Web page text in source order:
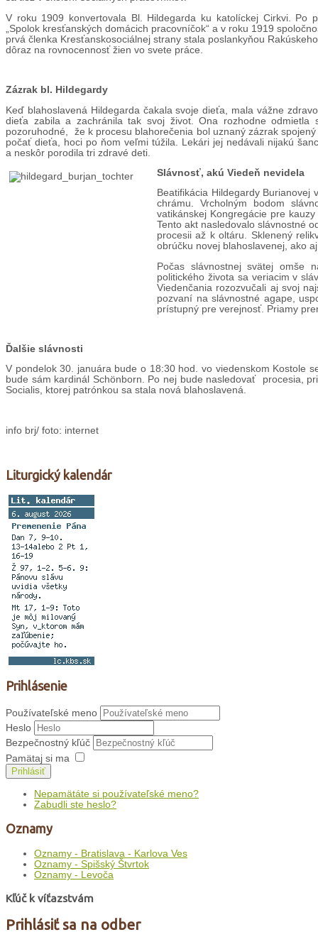
V roku 1909 konvertovala Bl. Hildegarda ku katolíckej Cirkvi. Po
„Spolok kresťanských domácich pracovníčok“ a v roku 1919
prvá členka Kresťanskosociálnej strany stala poslankyňou
dôraz na rovnocennosť žien vo svete práce.
Zázrak bl. Hildegardy
Keď blahoslavená Hildegarda čakala svoje dieťa, mala vážne
dieťa zabila a zachránila tak svoj život. Ona rozhodne odmietla
pozoruhodné, že k procesu blahorečenia bol uznaný zázrak
počať dieťa, hoci po ňom veľmi túžila. Lekári jej nedávali nijakú
a neskôr porodila tri zdravé deti.
Slávnosť, akú Viedeň nevidela
Beatifikácia Hildegardy
chrámu. Vrcholným bodom
vatikánskej Kongregácie pre
Tento akt nasledovalo slávnostné
procesii až k oltáru. Sklenený
obrúčku novej blahoslavenej, ako
Počas slávnostnej svätej omše
politického života sa veriacim v
Viedenčania rozozvučali aj svoj
pozvaní na slávnostné agape,
prístupný pre verejnosť. Priamy
Ďalšie slávnosti
V pondelok 30. januára bude o 18:30 hod. vo viedenskom Kostole
bude sám kardinál Schönborn. Po nej bude nasledovať procesia,
Socialis, ktorej patrónkou sa stala nová blahoslavená.
info brj/ foto: internet
Liturgický kalendár
Prihlásenie
Používateľské meno
Heslo
Bezpečnostný kľúč
Pamätaj si ma
Prihlásiť
Nepamätáte si používateľské meno?
Zabudli ste heslo?
Oznamy
Oznamy - Bratislava - Karlova Ves
Oznamy - Spišský Štvrtok
Oznamy - Levoča
Kľúč k víťazstvám
Prihlásiť sa na odber